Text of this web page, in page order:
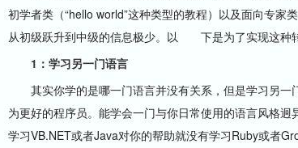
初学者类（“hello world”这种类型的教程）以及面向专家
从初级跃升到中级的信息极少。以 下是为了实现这种转
1：学习另一门语言
其实你学的是哪一门语言并没有关系，但是学习另一
为更好的程序员。能学会一门与你日常使用的语言风格
学习VB.NET或者Java对你的帮助就没有学习Ruby或者